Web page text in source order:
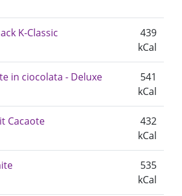
K-Classic
439
kCal
in ciocolata - Deluxe
541
kCal
Cacaote
432
kCal
535
kCal